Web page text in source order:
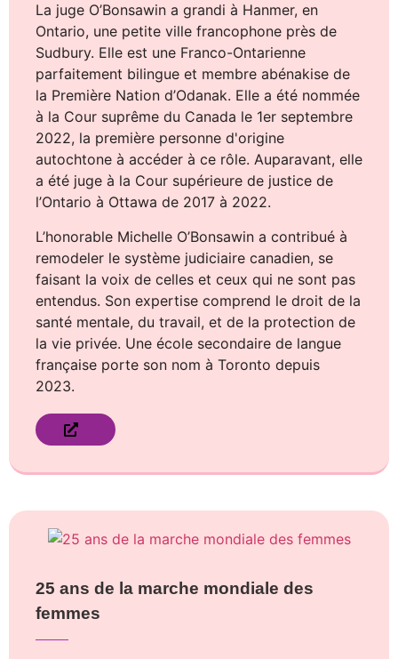
La juge O’Bonsawin a grandi à Hanmer, en
Ontario, une petite ville francophone près de
Sudbury. Elle est une Franco-Ontarienne
parfaitement bilingue et membre abénakise de
la Première Nation d’Odanak. Elle a été nommée
à la Cour suprême du Canada le 1er septembre
2022, la première personne d'origine
autochtone à accéder à ce rôle. Auparavant, elle
a été juge à la Cour supérieure de justice de
l’Ontario à Ottawa de 2017 à 2022.
L’honorable Michelle O’Bonsawin a contribué à
remodeler le système judiciaire canadien, se
faisant la voix de celles et ceux qui ne sont pas
entendus. Son expertise comprend le droit de la
santé mentale, du travail, et de la protection de
la vie privée. Une école secondaire de langue
française porte son nom à Toronto depuis
2023.
25 ans de la marche mondiale des
femmes